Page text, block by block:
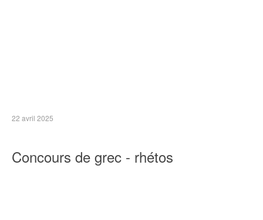
22 avril 2025
Concours de grec - rhétos